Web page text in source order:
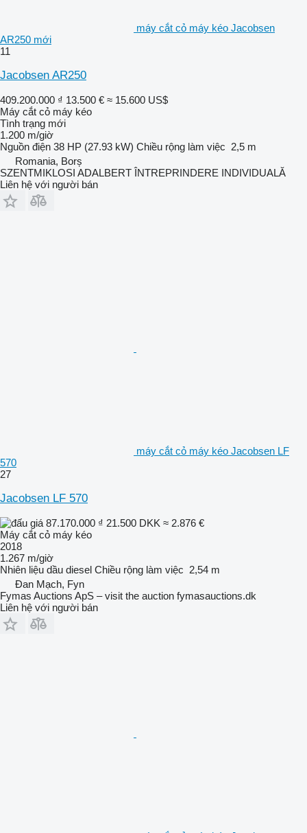
máy cắt cỏ máy kéo Jacobsen
AR250 mới
11
Jacobsen AR250
409.200.000 ₫ 13.500 € ≈ 15.600 US$
Máy cắt cỏ máy kéo
Tình trạng mới
1.200 m/giờ
Nguồn điện 38 HP (27.93 kW) Chiều rộng làm việc 2,5 m
Romania, Borș
SZENTMIKLOSI ADALBERT ÎNTREPRINDERE INDIVIDUALĂ
Liên hệ với người bán
máy cắt cỏ máy kéo Jacobsen LF
570
27
Jacobsen LF 570
87.170.000 ₫ 21.500 DKK ≈ 2.876 €
Máy cắt cỏ máy kéo
2018
1.267 m/giờ
Nhiên liệu dầu diesel Chiều rộng làm việc 2,54 m
Đan Mạch, Fyn
Fymas Auctions ApS – visit the auction fymasauctions.dk
Liên hệ với người bán